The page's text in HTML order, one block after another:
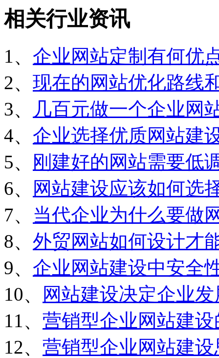
相关行业资讯
1、 企业网站定制有何优
2、 现在的网站优化路线
3、
几百元做一个企业网
4、 企业选择优质网站建
5、
刚建好的网站需要低
6、
网站建设应该如何选
7、 当代企业为什么要做
8、 外贸网站如何设计才
9、 企业网站建设中安全
10、
网站建设决定企业
11、 营销型企业网站建
12、 营销型企业网站建设